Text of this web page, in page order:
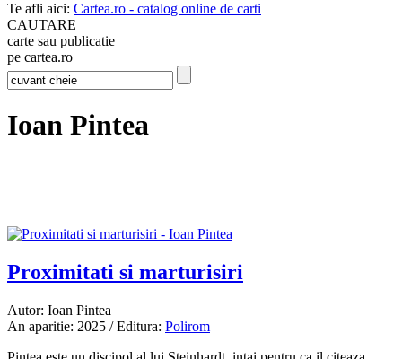
Te afli aici: Cartea.ro - catalog online de carti
CAUTARE
carte sau publicatie
pe cartea.ro
Ioan Pintea
Proximitati si marturisiri
Autor: Ioan Pintea
An aparitie: 2025 / Editura: Polirom